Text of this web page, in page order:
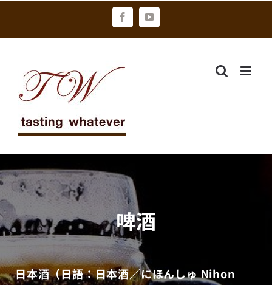
FacebookYouTube
啤酒
日本酒（日語：日本酒／にほんしゅ Nihon